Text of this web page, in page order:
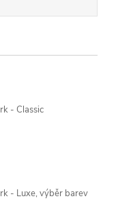
- Classic
- Luxe, výběr barev